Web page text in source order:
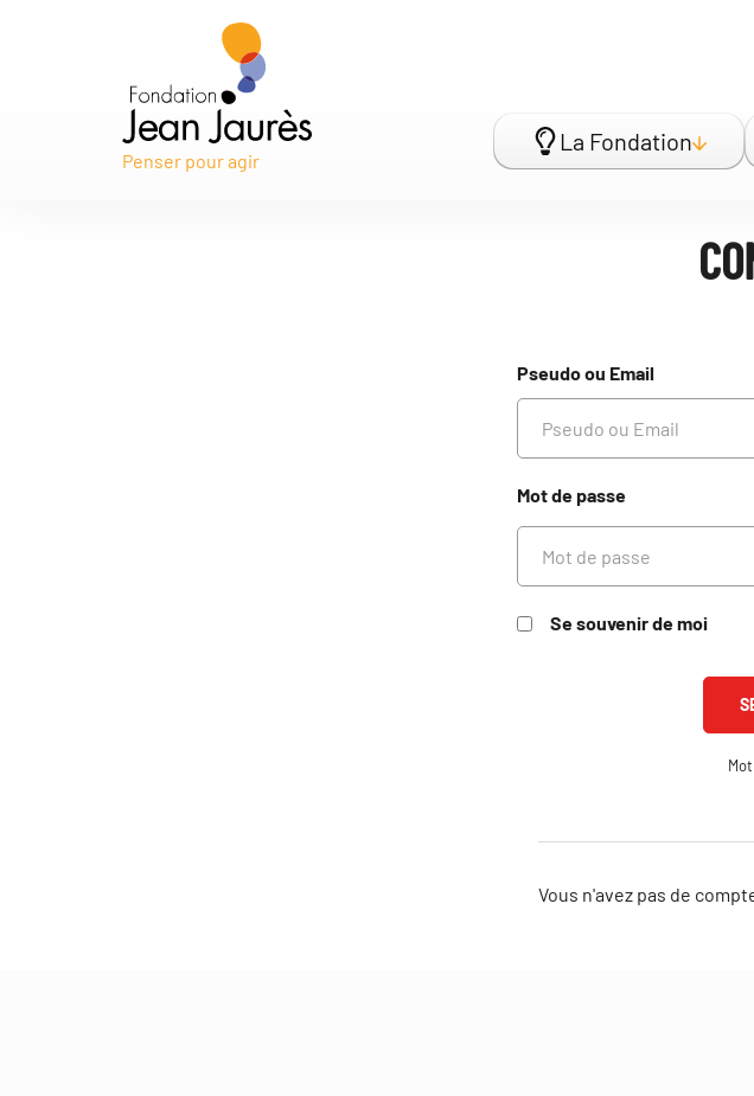
Penser pour agir
La Fondation
Pseudo ou Email
Mot de passe
Se souvenir de moi
Vous n'avez pas de